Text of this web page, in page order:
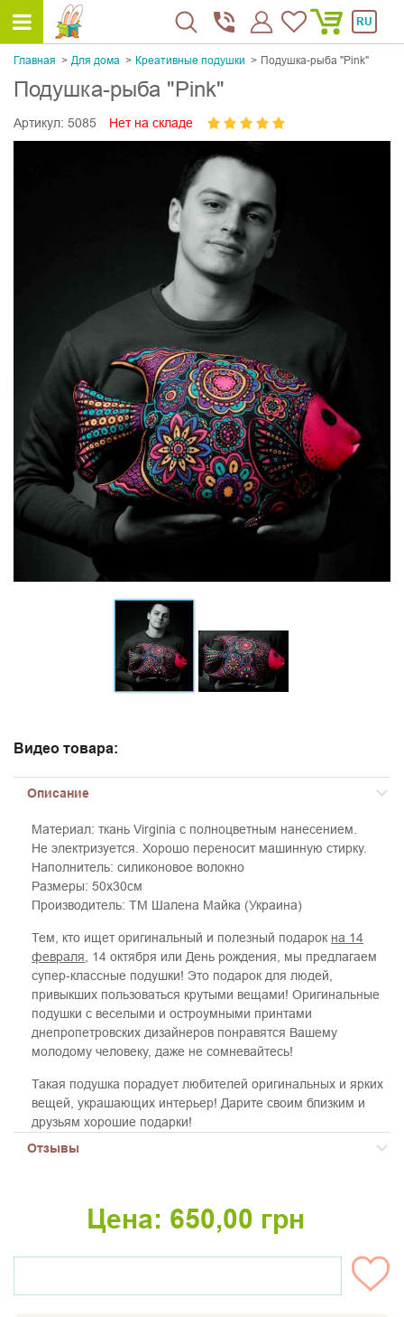
RU
Главная Для дома Креативные подушки Подушка-рыба "Pink"
Подушка-рыба "Pink"
Артикул: 5085 Нет на складе
Видео товара:
Описание
Материал: ткань Virginia с полноцветным нанесением.
Не электризуется. Хорошо переносит машинную стирку.
Наполнитель: силиконовое волокно
Размеры: 50х30см
Производитель: ТМ Шалена Майка (Украина)
Тем, кто ищет оригинальный и полезный подарок на 14
февраля, 14 октября или День рождения, мы предлагаем
супер-классные подушки! Это подарок для людей,
привыкших пользоваться крутыми вещами! Оригинальные
подушки с веселыми и остроумными принтами
днепропетровских дизайнеров понравятся Вашему
молодому человеку, даже не сомневайтесь!
Такая подушка порадует любителей оригинальных и ярких
вещей, украшающих интерьер! Дарите своим близким и
друзьям хорошие подарки!
Отзывы
Цена: 650,00 грн